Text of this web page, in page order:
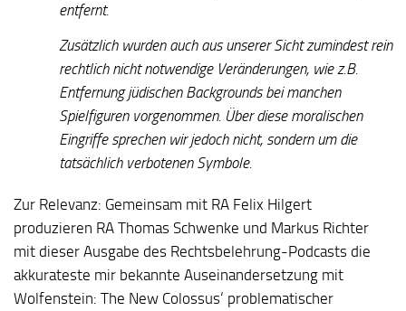
entfernt.
Zusätzlich wurden auch aus unserer Sicht zumindest rein
rechtlich nicht notwendige Veränderungen, wie z.B.
Entfernung jüdischen Backgrounds bei manchen
Spielfiguren vorgenommen. Über diese moralischen
Eingriffe sprechen wir jedoch nicht, sondern um die
tatsächlich verbotenen Symbole.
Zur Relevanz: Gemeinsam mit RA Felix Hilgert
produzieren RA Thomas Schwenke und Markus Richter
mit dieser Ausgabe des Rechtsbelehrung-Podcasts die
akkurateste mir bekannte Auseinandersetzung mit
Wolfenstein: The New Colossus‘ problematischer